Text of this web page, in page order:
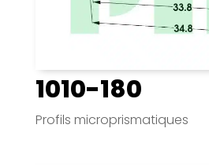
1010-180
Profils microprismatiques